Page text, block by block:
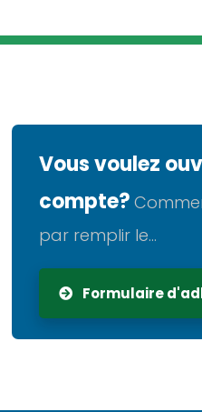
Vous voulez
compte?
par remplir le...
Formulaire